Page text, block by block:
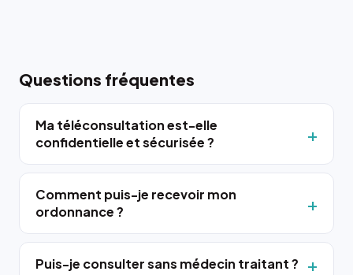
Questions fréquentes
Ma téléconsultation est-elle
confidentielle et sécurisée ?
Comment puis-je recevoir mon
ordonnance ?
Puis-je consulter sans médecin traitant ?